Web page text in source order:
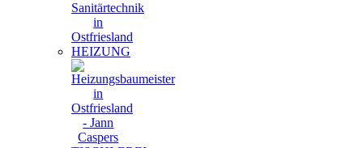
HEIZUNG